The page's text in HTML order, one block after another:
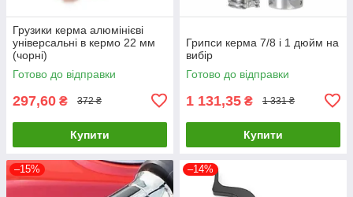
Грузики керма алюмінієві
універсальні в кермо 22 мм
(чорні)
Готово до відправки
297,60 ₴ 372 ₴
Купити
Грипси керма 7/8 і 1 дюйм на
вибір
Готово до відправки
1 131,35 ₴ 1 331 ₴
Купити
–15% –14%